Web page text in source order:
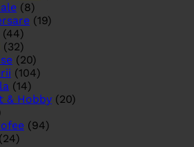
(8)
(19)
(44)
(32)
(20)
(104)
(14)
& Hobby (20)
(94)
(24)